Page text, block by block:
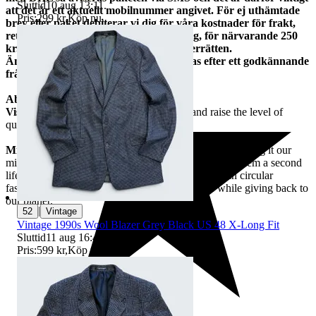
att det är ett aktuellt mobilnummer angivet. För ej uthämtade
brev eller paket debiterar vi dig för våra kostnader för frakt,
returfrakt, administration och hantering, för närvarande 250
kr. Outlösta paket omfattas inte av ångerrätten.
Ändringar för leveranser kan först göras efter ett godkännande
från oss.
About us:
Vision:To bring mindfulness into fashion and raise the level of
quality in sustainability.
Mission Statement:At the New Standard, we are making it our
mission to reincarnate the clothes we love by giving them a second
life. By empowering individuals to see the beauty in circular
fashion, we can model streetwear for the future while giving back to
our planet.
Sluttid10 aug 13:11.
Pris:299 kr,Köp nu.
52 | Vintage
Vintage 1990s Wool Blazer Grey Black US 48 X-Long Fit
Sluttid11 aug 16:47
Pris:599 kr,Köp nu